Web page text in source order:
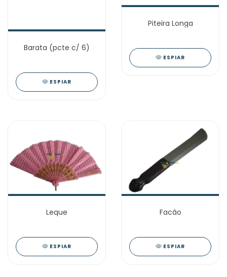
Barata (pcte c/ 6)
ESPIAR
Piteira Longa
ESPIAR
Leque
ESPIAR
Facão
ESPIAR